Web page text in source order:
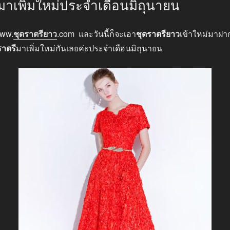
เพิ่มใหม่ประจำเดือนมิถุนายน
ชุดราตรียาว.com และวันนี้ก็จะเอาชุดราตรียาวเข้าใหม่มาฝ
ตรีมาเพิ่มใหม่กันเลยค่ะประจำเดือนมิถุนายน